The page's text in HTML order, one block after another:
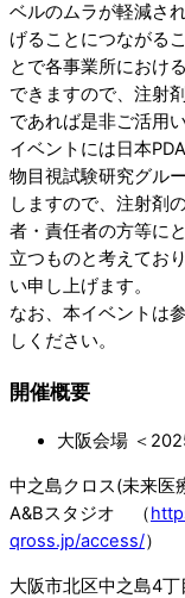
ベルのムラが軽減さ
げることにつながる
とで各事業所におけ
できますので、注射
であれば是非ご活用
イベントには日本
物目視試験研究グル
しますので、注射剤
者・責任者の方等に
立つものと考えてお
い申し上げます。
なお、本イベントは
しください。
開催概要
大阪会場 ＜
中之島クロス(未来医
A&Bスタジオ （
qross.jp/access/）
大阪市北区中之島4